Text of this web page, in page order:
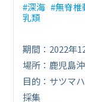
深海 無脊椎
乳類
期間：2022年
場所：鹿児島沖
目的：サツマ
採集